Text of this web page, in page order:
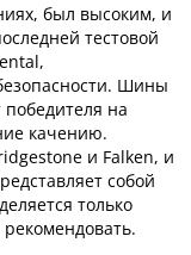
был высоким, и
тестовой
Шины
на
качению.
и Falken, и
собой
только